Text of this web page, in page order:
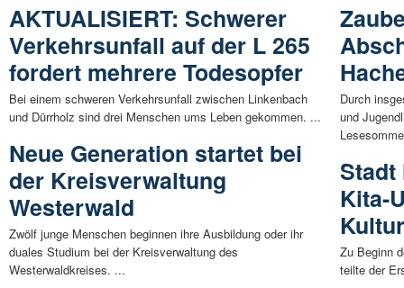
AKTUALISIERT: Schwerer
Verkehrsunfall auf der L 265
fordert mehrere Todesopfer
Bei einem schweren Verkehrsunfall zwischen Linkenbach
und Dürrholz sind drei Menschen ums Leben gekommen. ...
Neue Generation startet bei
der Kreisverwaltung
Westerwald
Zwölf junge Menschen beginnen ihre Ausbildung oder ihr
duales Studium bei der Kreisverwaltung des
Westerwaldkreises. ...
Durch
und
Stadt
Kita-
Zu Beginn
teilte der